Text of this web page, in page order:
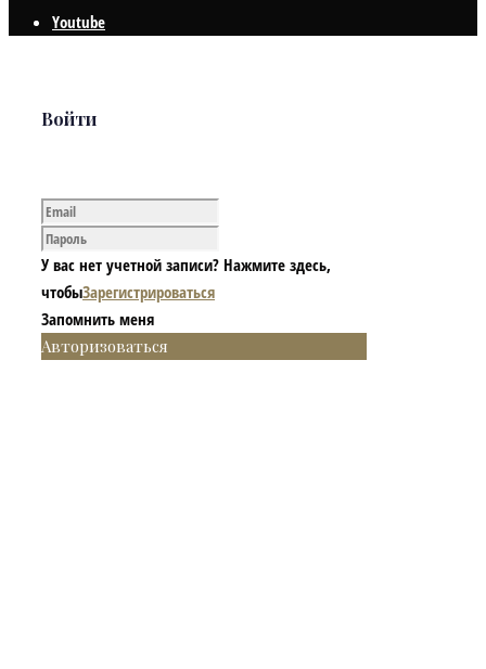
Youtube
Войти
У вас нет учетной записи? Нажмите здесь,
чтобыЗарегистрироваться
Запомнить меня
Авторизоваться